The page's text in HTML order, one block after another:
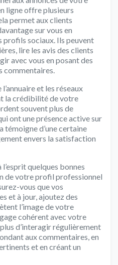
ligne offre plusieurs
permet aux clients
sur vous en
sociaux. Ils peuvent
lire les avis des clients
avec vous en posant des
commentaires.
et les réseaux
la crédibilité de votre
souvent plus de
ont une présence active sur
témoigne d’une certaine
envers la satisfaction
quelques bonnes
de votre profil professionnel
vous que vos
et à jour, ajoutez des
l’image de votre
cohérent avec votre
d’interagir régulièrement
aux commentaires, en
et en créant un